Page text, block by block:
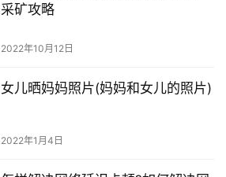
采矿攻略
2022年10月12日
女儿晒妈妈照片(妈妈和女儿的照片)
2022年1月4日